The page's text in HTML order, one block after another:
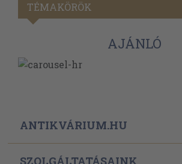
TÉMAKÖRÖK
AJÁNLÓ
ANTIKVÁRIUM.HU
SZOLGÁLTATÁSAINK